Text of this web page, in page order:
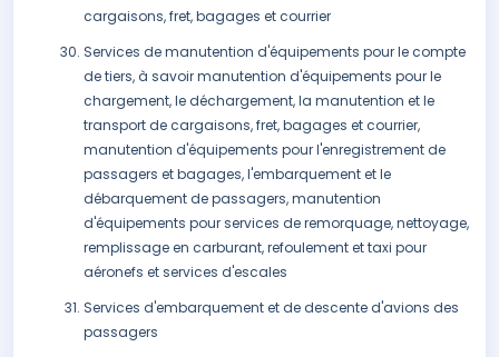
cargaisons, fret, bagages et courrier
Services de manutention d'équipements pour le compte
de tiers, à savoir manutention d'équipements pour le
chargement, le déchargement, la manutention et le
transport de cargaisons, fret, bagages et courrier,
manutention d'équipements pour l'enregistrement de
passagers et bagages, l'embarquement et le
débarquement de passagers, manutention
d'équipements pour services de remorquage, nettoyage,
remplissage en carburant, refoulement et taxi pour
aéronefs et services d'escales
Services d'embarquement et de descente d'avions des
passagers